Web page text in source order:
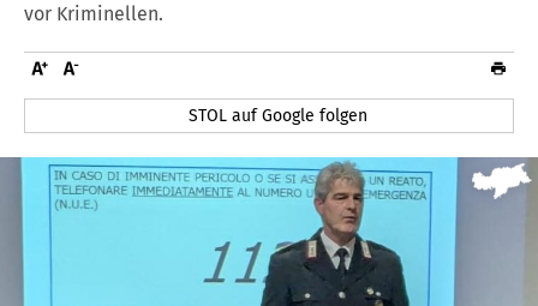
vor Kriminellen.
STOL auf Google folgen